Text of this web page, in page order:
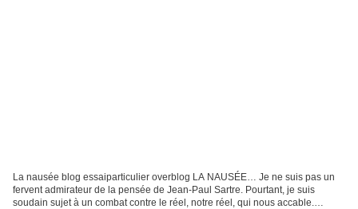
La nausée blog essaiparticulier overblog LA NAUSÉE… Je ne suis pas un
fervent admirateur de la pensée de Jean-Paul Sartre. Pourtant, je suis
soudain sujet à un combat contre le réel, notre réel, qui nous accable.